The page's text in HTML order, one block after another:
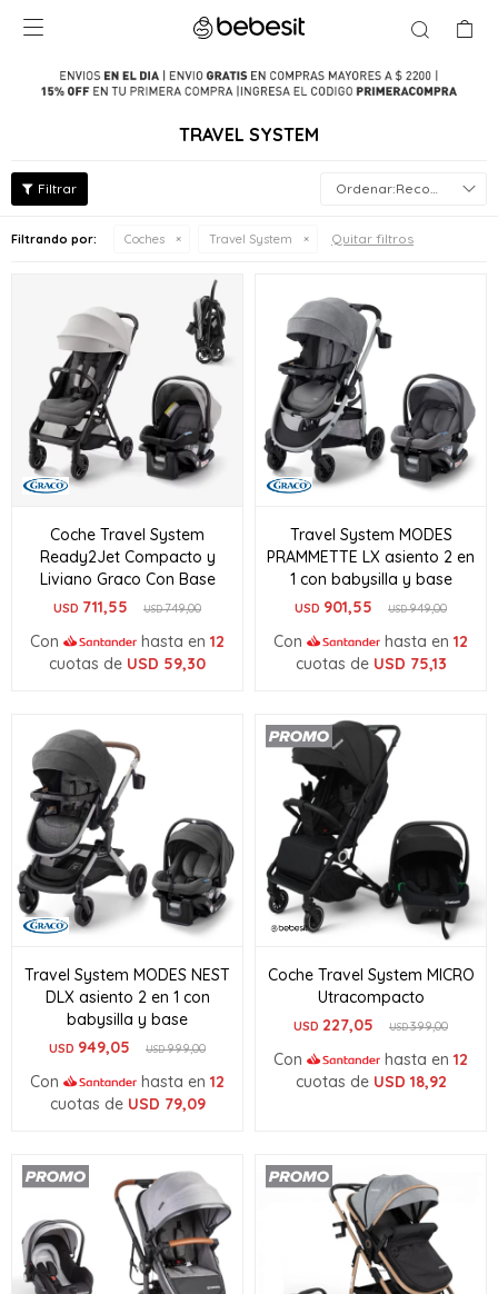

TRAVEL SYSTEM
Recomendados
Filtrando por: Coches Travel System Quitar filtros
Coche Travel System
Ready2Jet Compacto y
Liviano Graco Con Base
USD 711,55 USD749,00
Con hasta en 12
cuotas de USD 59,30
Travel System MODES
PRAMMETTE LX asiento 2 en
1 con babysilla y base
USD 901,55 USD949,00
Con hasta en 12
cuotas de USD 75,13
Travel System MODES NEST
DLX asiento 2 en 1 con
babysilla y base
USD 949,05 USD999,00
Con hasta en 12
cuotas de USD 79,09
Coche Travel System MICRO
Utracompacto
USD 227,05 USD399,00
Con hasta en 12
cuotas de USD 18,92